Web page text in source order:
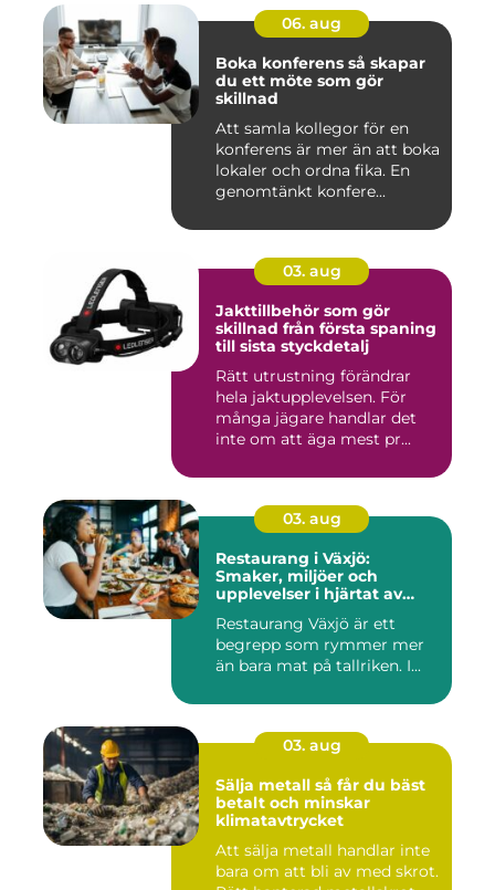
06. aug
Boka konferens så skapar
du ett möte som gör
skillnad
Att samla kollegor för en
konferens är mer än att boka
lokaler och ordna fika. En
genomtänkt konfere...
03. aug
Jakttillbehör som gör
skillnad från första spaning
till sista styckdetalj
Rätt utrustning förändrar
hela jaktupplevelsen. För
många jägare handlar det
inte om att äga mest pr...
03. aug
Restaurang i Växjö:
Smaker, miljöer och
upplevelser i hjärtat av
Restaurang Växjö är ett
begrepp som rymmer mer
än bara mat på tallriken. I...
03. aug
Sälja metall så får du bäst
betalt och minskar
klimatavtrycket
Att sälja metall handlar inte
bara om att bli av med skrot.